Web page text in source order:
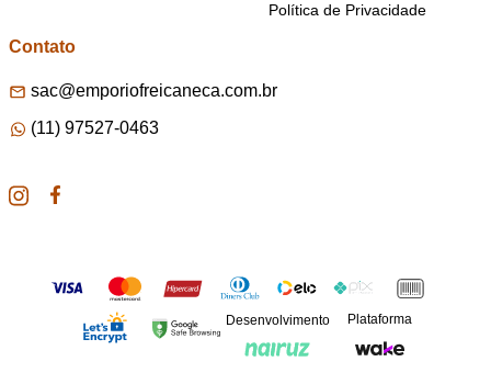
Política de Privacidade
Contato
sac@emporiofreicaneca.com.br
(11) 97527-0463
Desenvolvimento Plataforma